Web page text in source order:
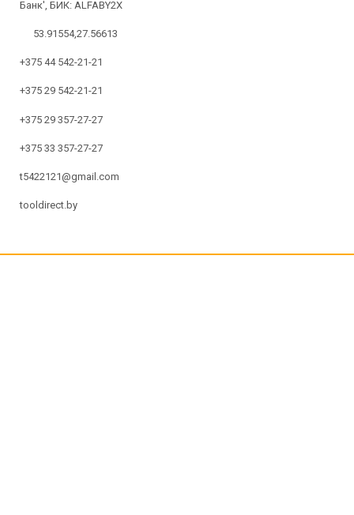
Банк', БИК: ALFABY2X
53.91554,27.56613
+375 44 542-21-21
+375 29 542-21-21
+375 29 357-27-27
+375 33 357-27-27
t5422121@gmail.com
tooldirect.by